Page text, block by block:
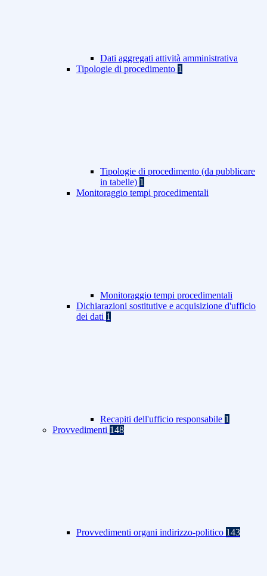
Dati aggregati attività amministrativa
Tipologie di procedimento 1
Tipologie di procedimento (da pubblicare
in tabelle) 1
Monitoraggio tempi procedimentali
Monitoraggio tempi procedimentali
Dichiarazioni sostitutive e acquisizione d'ufficio
dei dati 1
Recapiti dell'ufficio responsabile 1
Provvedimenti 148
Provvedimenti organi indirizzo-politico 143